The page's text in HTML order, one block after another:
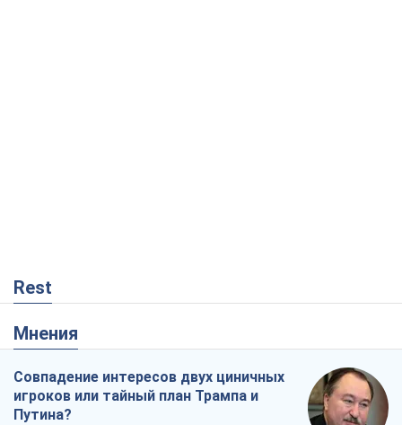
Rest
Мнения
Совпадение интересов двух циничных
игроков или тайный план Трампа и
Путина?